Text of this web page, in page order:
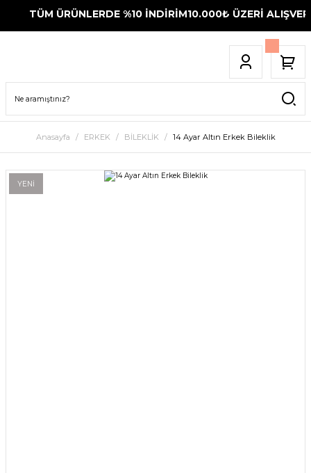
TÜM ÜRÜNLERDE %10 İNDİRİM10.000₺ ÜZERİ
Anasayfa ERKEK BİLEKLİK 14 Ayar Altın Erkek Bileklik
YENİ